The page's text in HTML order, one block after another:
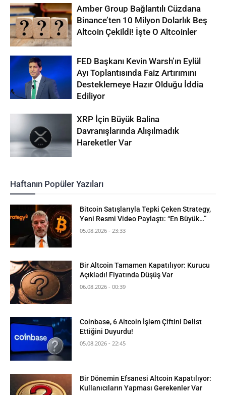
Amber Group Bağlantılı Cüzdana
Binance’ten 10 Milyon Dolarlık Beş
Altcoin Çekildi! İşte O Altcoinler
FED Başkanı Kevin Warsh’ın Eylül
Ayı Toplantısında Faiz Artırımını
Desteklemeye Hazır Olduğu İddia
Ediliyor
XRP İçin Büyük Balina
Davranışlarında Alışılmadık
Hareketler Var
Haftanın Popüler Yazıları
Bitcoin Satışlarıyla Tepki Çeken Strategy,
Yeni Resmi Video Paylaştı: “En Büyük…”
05.08.2026 - 23:33
Bir Altcoin Tamamen Kapatılıyor: Kurucu
Açıkladı! Fiyatında Düşüş Var
06.08.2026 - 00:39
Coinbase, 6 Altcoin İşlem Çiftini Delist
Ettiğini Duyurdu!
05.08.2026 - 22:45
Bir Dönemin Efsanesi Altcoin Kapatılıyor:
Kullanıcıların Yapması Gerekenler Var